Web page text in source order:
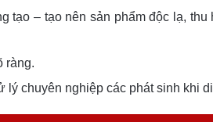
tạo – tạo nên sản phẩm độc lạ,
ràng.
lý chuyên nghiệp các phát sinh khi